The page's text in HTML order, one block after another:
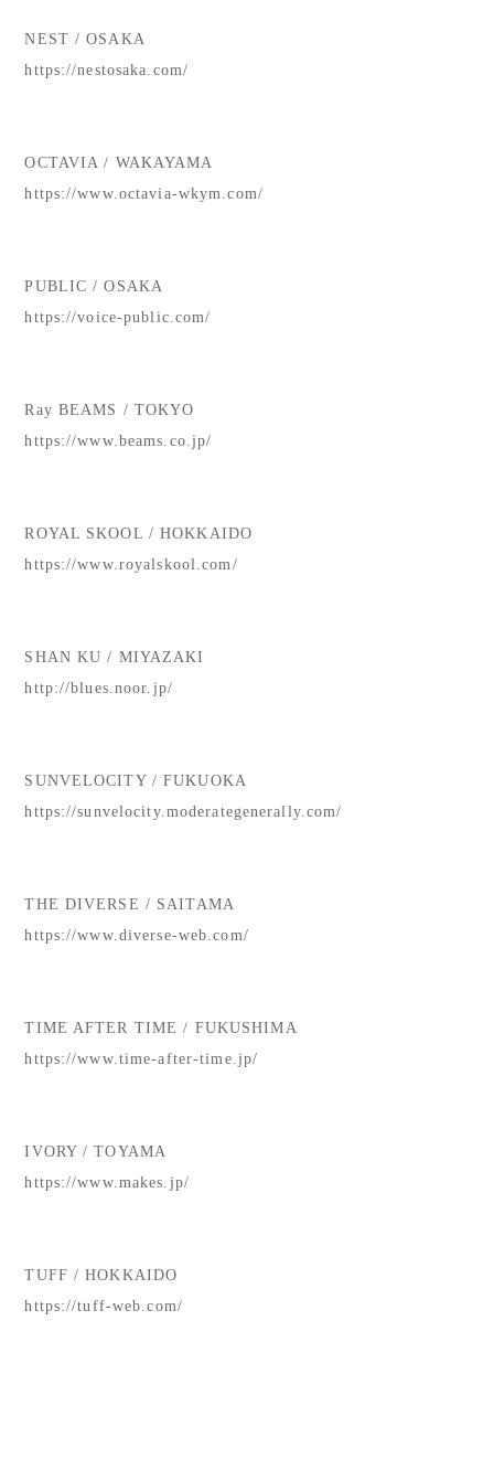
NEST / OSAKA
https://nestosaka.com/
OCTAVIA / WAKAYAMA
https://www.octavia-wkym.com/
PUBLIC / OSAKA
https://voice-public.com/
Ray BEAMS / TOKYO
https://www.beams.co.jp/
ROYAL SKOOL / HOKKAIDO
https://www.royalskool.com/
SHAN KU / MIYAZAKI
http://blues.noor.jp/
SUNVELOCITY / FUKUOKA
https://sunvelocity.moderategenerally.com/
THE DIVERSE / SAITAMA
https://www.diverse-web.com/
TIME AFTER TIME / FUKUSHIMA
https://www.time-after-time.jp/
IVORY / TOYAMA
https://www.makes.jp/
TUFF / HOKKAIDO
https://tuff-web.com/